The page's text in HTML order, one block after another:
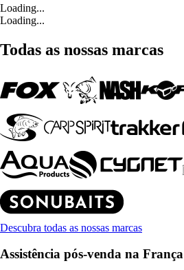
Loading...
Loading...
Todas as nossas marcas
Descubra todas as nossas marcas
Assistência pós-venda na França